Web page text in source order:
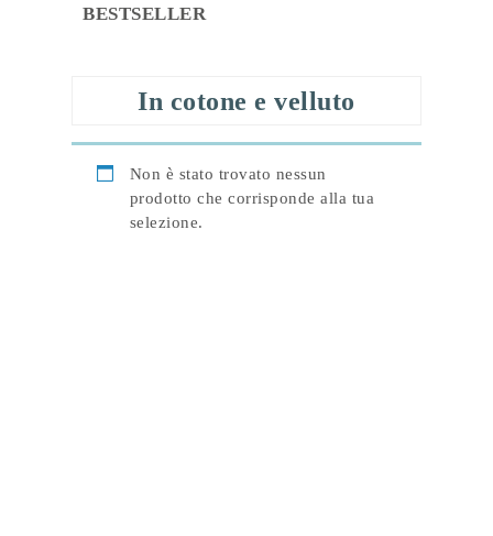
BESTSELLER
In cotone e velluto
Non è stato trovato nessun
prodotto che corrisponde alla tua
selezione.